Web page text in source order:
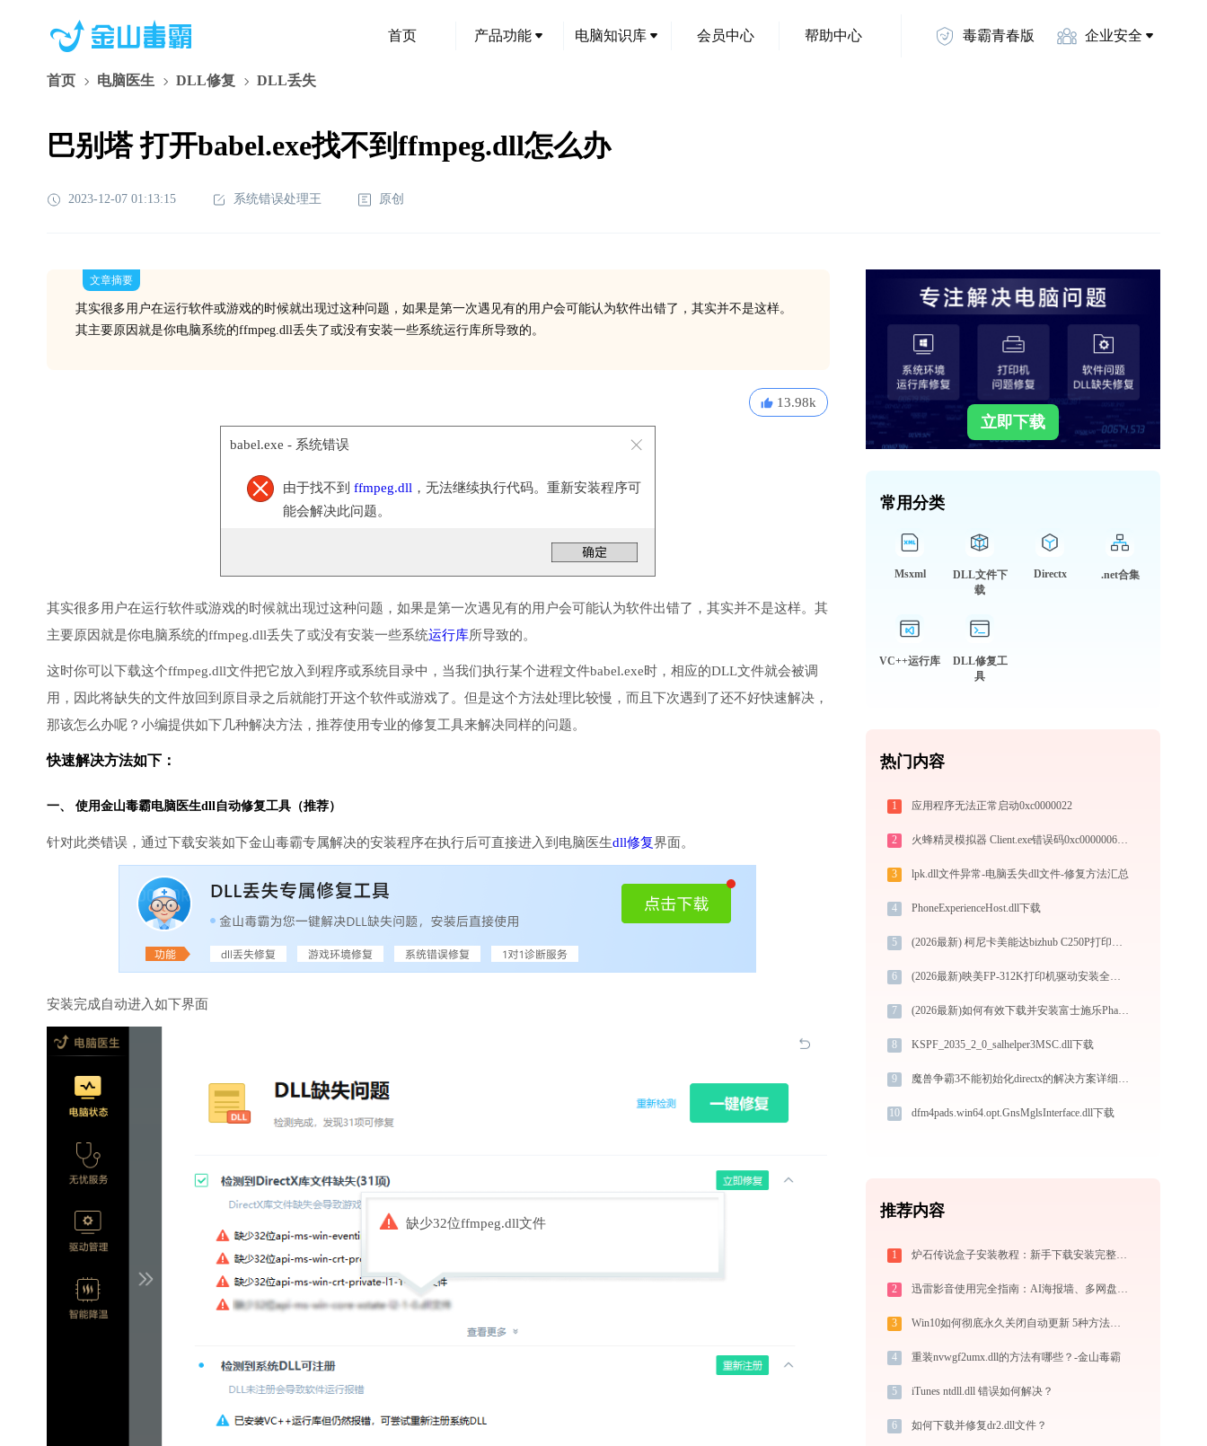
首页 产品功能 电脑知识库 会员中心 帮助中心 毒霸青春版 企业安全
首页 电脑医生 DLL修复 DLL丢失
巴别塔 打开babel.exe找不到ffmpeg.dll怎么办
2023-12-07 01:13:15 系统错误处理王 原创
文章摘要
其实很多用户在运行软件或游戏的时候就出现过这种问题，如果是第一次遇见有的用户会可能认为软件出错了，其实并不是这样。
其主要原因就是你电脑系统的ffmpeg.dll丢失了或没有安装一些系统运行库所导致的。
13.98k
babel.exe - 系统错误
由于找不到 ffmpeg.dll ，无法继续执行代码。重新安装程序可
能会解决此问题。
其实很多用户在运行软件或游戏的时候就出现过这种问题，如果是第一次遇见有的用户会可能认为软件出错了，其实并不是这样。其
主要原因就是你电脑系统的ffmpeg.dll丢失了或没有安装一些系统运行库所导致的。
这时你可以下载这个ffmpeg.dll文件把它放入到程序或系统目录中，当我们执行某个进程文件babel.exe时，相应的DLL文件就会被调
用，因此将缺失的文件放回到原目录之后就能打开这个软件或游戏了。但是这个方法处理比较慢，而且下次遇到了还不好快速解决，
那该怎么办呢？小编提供如下几种解决方法，推荐使用专业的修复工具来解决同样的问题。
快速解决方法如下：
一、 使用金山毒霸电脑医生dll自动修复工具（推荐）
针对此类错误，通过下载安装如下金山毒霸专属解决的安装程序在执行后可直接进入到电脑医生dll修复界面。
安装完成自动进入如下界面
缺少32位ffmpeg.dll文件
立即下载
常用分类
Msxml
DLL文件下
载
Directx .net合集
VC++运行库
DLL修复工
具
热门内容
1 应用程序无法正常启动0xc0000022
2 火蜂精灵模拟器 Client.exe错误码0xc0000006处理办法
3 lpk.dll文件异常-电脑丢失dll文件-修复方法汇总
4 PhoneExperienceHost.dll下载
5 (2026最新) 柯尼卡美能达bizhub C250P打印机连接问题？-金山毒霸
6 (2026最新)映美FP-312K打印机驱动安装全攻略：从下载到安装完全教程
7 (2026最新)如何有效下载并安装富士施乐Phaser 3155打印机驱动？全方位指导手册
8 KSPF_2035_2_0_salhelper3MSC.dll下载
9 魔兽争霸3不能初始化directx的解决方案详细演示
10 dfm4pads.win64.opt.GnsMglsInterface.dll下载
推荐内容
1 炉石传说盒子安装教程：新手下载安装完整指南
2 迅雷影音使用完全指南：AI海报墙、多网盘直放、跨端同步，不止于播放器
3 Win10如何彻底永久关闭自动更新 5种方法教你永久关闭win10自动更新
4 重装nvwgf2umx.dll的方法有哪些？-金山毒霸
5 iTunes ntdll.dll 错误如何解决？
6 如何下载并修复dr2.dll文件？